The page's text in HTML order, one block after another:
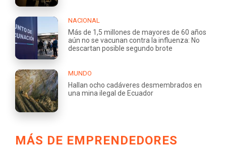
NACIONAL
Más de 1,5 millones de mayores de 60 años
aún no se vacunan contra la influenza: No
descartan posible segundo brote
MUNDO
Hallan ocho cadáveres desmembrados en
una mina ilegal de Ecuador
MÁS DE EMPRENDEDORES